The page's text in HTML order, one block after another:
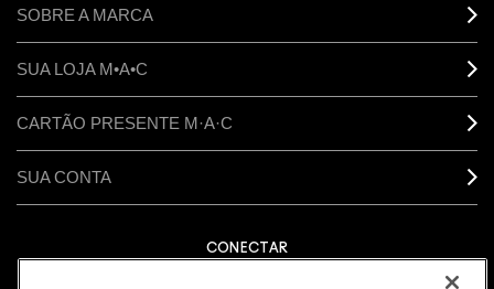
SOBRE A MARCA
SUA LOJA M•A•C
CARTÃO PRESENTE M·A·C
SUA CONTA
CONECTAR